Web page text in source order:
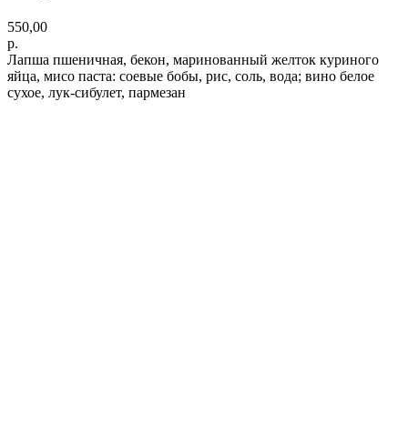
550,00
р.
Лапша пшеничная, бекон, маринованный желток куриного
яйца, мисо паста: соевые бобы, рис, соль, вода; вино белое
сухое, лук-сибулет, пармезан